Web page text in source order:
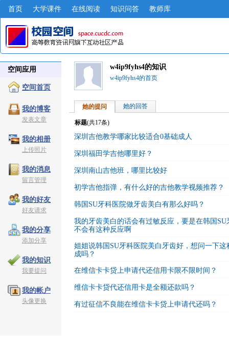
首页 大学课件 在线阅读 知识问答 教师库
空间应用
空间首页
我的博客
发表文章
我的相册
上传照片
我的消息
留言管理
我的好友
好友请求
我的分享
添加分享
我的知识
我要提问
我的帐户
头像更换
w4ip9fyhs4的知识
w4ip9fyhs4的首页
她的提问 她的回答
标题(共17条)
深圳吉他教学哪家比较适合0基础成人
深圳福田学吉他哪里好？
深圳南山吉他班，哪里比较好
初学吉他指弹，有什么好的吉他教学视频推荐？
韩国SU牙科医院做牙齿美白有那么好吗？
我的牙齿美白的话会有过敏反应，要是在韩国
不会有这种反应啊
姐姐说韩国SU牙科医院美白牙齿好，想问一下
成吗？
在维信卡卡贷上申请代还信用卡限不限时间？
维信卡卡贷代还信用卡是全额还款吗？
有过征信不良能在维信卡卡贷上申请代还吗？